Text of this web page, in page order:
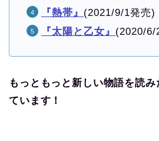
『熱帯』 (2021/9/1発売)
『太陽と乙女』 (2020/6/
もっともっと新しい物語を読
ています！